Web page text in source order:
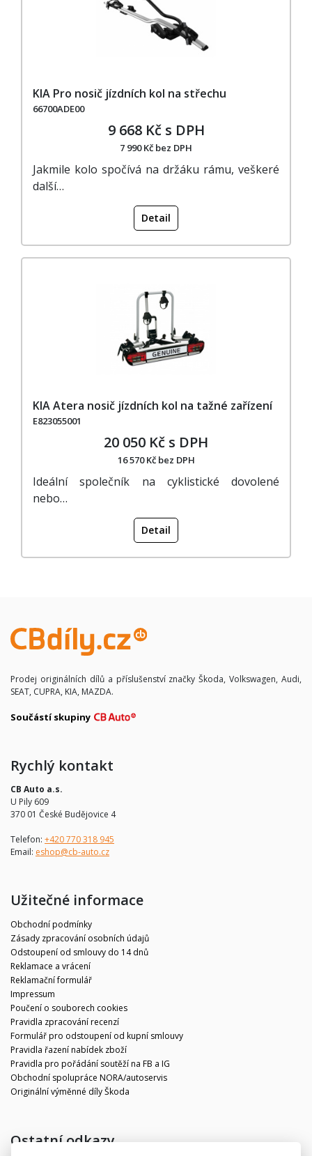
KIA Pro nosič jízdních kol na střechu
66700ADE00
9 668 Kč s DPH
7 990 Kč bez DPH
Jakmile kolo spočívá na držáku rámu, veškeré
další…
Detail
KIA Atera nosič jízdních kol na tažné zařízení
E823055001
20 050 Kč s DPH
16 570 Kč bez DPH
Ideální společník na cyklistické dovolené
nebo…
Detail
Prodej originálních dílů a příslušenství značky Škoda, Volkswagen, Audi,
SEAT, CUPRA, KIA, MAZDA.
Součástí skupiny
Rychlý kontakt
CB Auto a.s.
U Pily 609
370 01 České Budějovice 4
Telefon: +420 770 318 945
Email: eshop@cb-auto.cz
Užitečné informace
Obchodní podmínky
Zásady zpracování osobních údajů
Odstoupení od smlouvy do 14 dnů
Reklamace a vrácení
Reklamační formulář
Impressum
Poučení o souborech cookies
Pravidla zpracování recenzí
Formulář pro odstoupení od kupní smlouvy
Pravidla řazení nabídek zboží
Pravidla pro pořádání soutěží na FB a IG
Obchodní spolupráce NORA/autoservis
Originální výměnné díly Škoda
Ostatní odkazy